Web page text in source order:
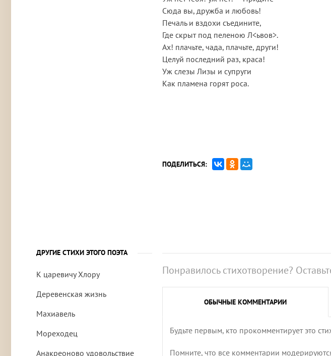
Сюда вы, дружба и любовь!
Печаль и вздохи съедините,
Где скрыт под пеленою Л<ьвов>.
Ах! плачьте, чада, плачьте, други!
Целуй последний раз, краса!
Уж слезы Лизы и супруги
Как пламена горят роса.
ПОДЕЛИТЬСЯ:
ДРУГИЕ СТИХИ ЭТОГО ПОЭТА
К царевичу Хлору
Деревенская жизнь
Махиавель
Мореходец
Анакреоново удовольствие
Понравилось стихотворение?
ОБЫЧНЫЕ КОММЕНТАРИИ
Будьте первым, кто прокомментирует это
Помните, что все комментарии